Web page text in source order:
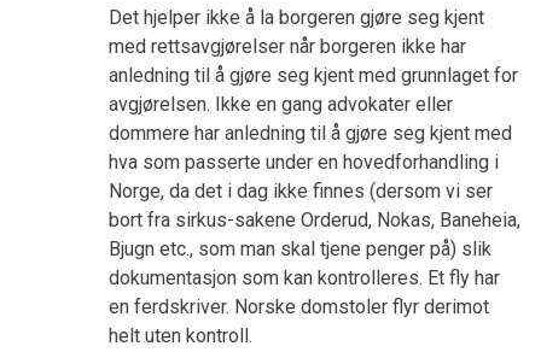
Det hjelper ikke å la borgeren gjøre seg kjent
med rettsavgjørelser når borgeren ikke har
anledning til å gjøre seg kjent med grunnlaget for
avgjørelsen. Ikke en gang advokater eller
dommere har anledning til å gjøre seg kjent med
hva som passerte under en hovedforhandling i
Norge, da det i dag ikke finnes (dersom vi ser
bort fra sirkus-sakene Orderud, Nokas, Baneheia,
Bjugn etc., som man skal tjene penger på) slik
dokumentasjon som kan kontrolleres. Et fly har
en ferdskriver. Norske domstoler flyr derimot
helt uten kontroll.